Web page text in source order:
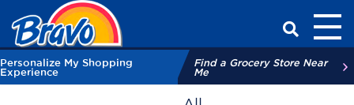
Have a
Personalize My Shopping
Experience
Find a Grocery Store Near
Me